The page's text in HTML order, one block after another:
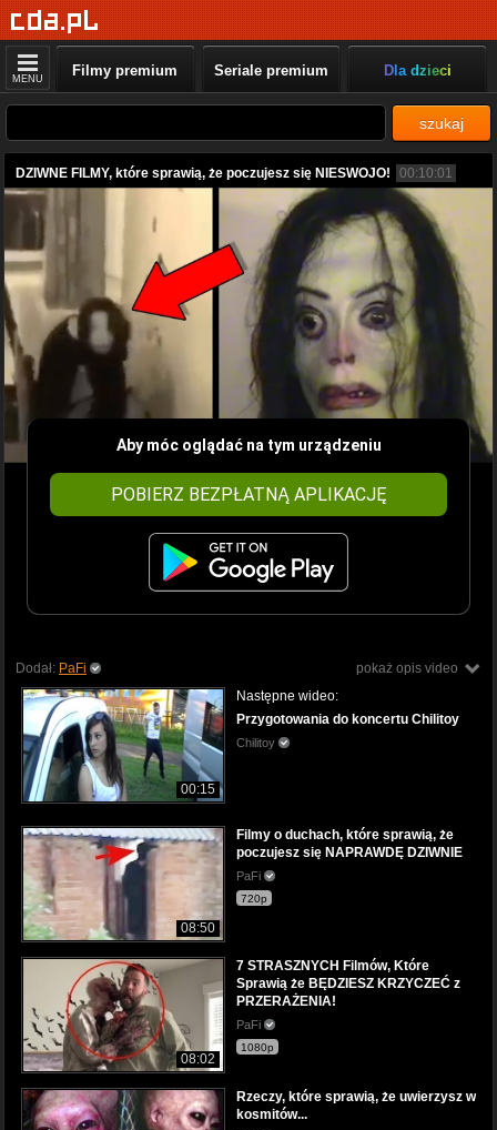
MENU Filmy premium Seriale premium Dla dzieci
szukaj
DZIWNE FILMY, które sprawią, że poczujesz się NIESWOJO! 00:10:01
Aby móc oglądać na tym urządzeniu
POBIERZ BEZPŁATNĄ APLIKACJĘ
pokaż opis video
Dodał: PaFi
00:15
Następne wideo:
Przygotowania do koncertu Chilitoy
Chilitoy
08:50
Filmy o duchach, które sprawią, że
poczujesz się NAPRAWDĘ DZIWNIE
PaFi
720p
08:02
7 STRASZNYCH Filmów, Które
Sprawią że BĘDZIESZ KRZYCZEĆ z
PRZERAŻENIA!
PaFi
1080p
Rzeczy, które sprawią, że uwierzysz w
kosmitów...